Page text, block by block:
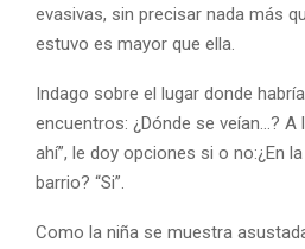
evasivas, sin precisar nada más
estuvo es mayor que ella.
Indago sobre el lugar donde
encuentros: ¿Dónde se veían…? A
ahí”, le doy opciones si o no:¿En la
barrio? “Si”.
Como la niña se muestra